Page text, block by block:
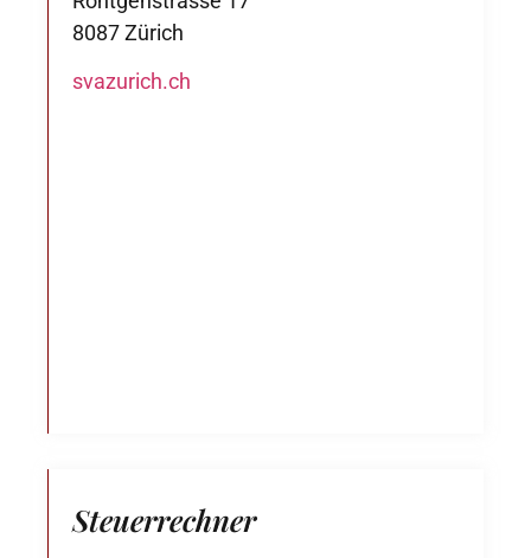
8087 Zürich
svazurich.ch
Steuerrechner